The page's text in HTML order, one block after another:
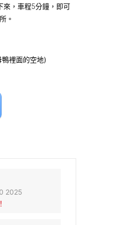
來，車程5分鐘，即可
。
裡面的空地)
2025